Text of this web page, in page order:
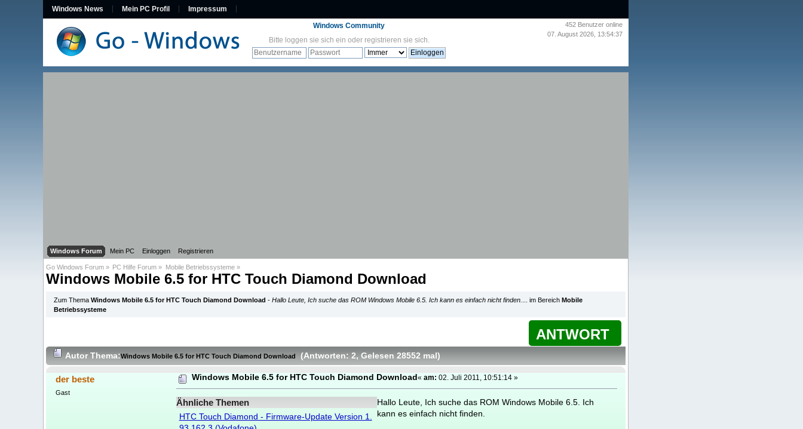
Windows News Mein PC Profil Impressum
452 Benutzer online
07. August 2026, 13:54:37
Windows Community
Bitte loggen sie sich ein oder registrieren sie sich.
Windows Forum Mein PC Einloggen Registrieren
Go Windows Forum » PC Hilfe Forum » Mobile Betriebssysteme»
Windows Mobile 6.5 for HTC Touch Diamond Download
Zum ThemaWindows Mobile 6.5 for HTC Touch Diamond Download -Hallo Leute, Ich suche das ROM Windows Mobile 6.5. Ich kann es einfach nicht finden. ... im BereichMobile
Betriebssysteme
ANTWORT
AutorThema:Windows Mobile 6.5 for HTC Touch Diamond Download (Antworten: 2, Gelesen 28552 mal )
der beste
Gast
Windows Mobile 6.5 for HTC Touch Diamond Download«am: 02. Juli 2011, 10:51:14 »
Ähnliche Themen
HTC Touch Diamond - Firmware-Update Version 1.
Hallo Leute, Ich suche das ROM Windows Mobile 6.5. Ich
kann es einfach nicht finden.